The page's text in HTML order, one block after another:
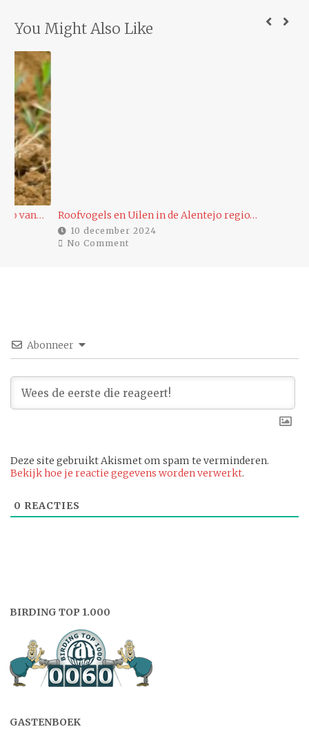
You Might Also Like
Roofvogels en Uilen in de Alentejo regio…
10 december 2024
No Comment
Abonneer
Deze site gebruikt Akismet om spam te verminderen.
Bekijk hoe je reactie gegevens worden verwerkt.
0 REACTIES
BIRDING TOP 1.000
GASTENBOEK